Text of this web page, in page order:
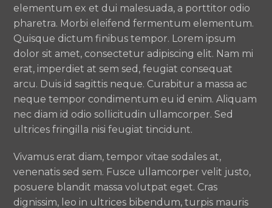
elementum ex et dui malesuada, a porttitor odio
pharetra. Morbi eleifend fermentum elementum.
Quisque dictum finibus tempor. Lorem ipsum
dolor sit amet, consectetur adipiscing elit. Nam mi
erat, imperdiet at sem sed, feugiat consequat
arcu. Duis id sagittis neque. Curabitur a massa ac
neque tempor condimentum eu id enim. Aliquam
nec diam id odio sollicitudin ullamcorper. Sed
ultrices fringilla nisi feugiat tincidunt.
Vivamus erat diam, tempor vitae sodales at,
venenatis sed sem. Fusce ullamcorper velit justo,
posuere blandit massa volutpat eget. Cras
dignissim, leo in ultrices bibendum, turpis mauris